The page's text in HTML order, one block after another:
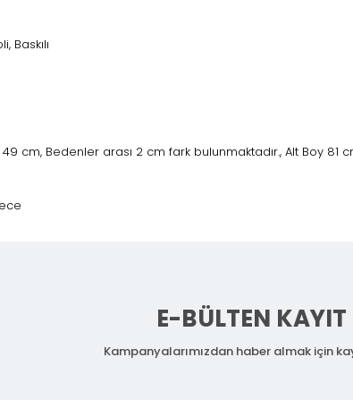
Baskılı
49 cm, Bedenler arası 2 cm fark bulunmaktadır., Alt Boy 81
E-BÜLTEN KAYIT
Kampanyalarımızdan haber almak için